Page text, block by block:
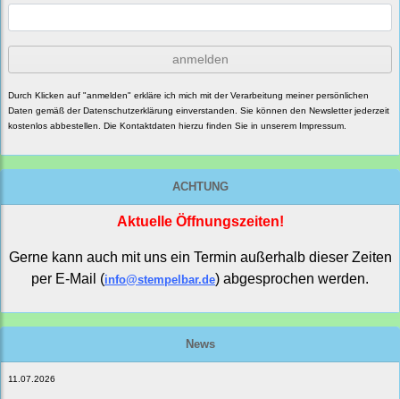
anmelden
Durch Klicken auf "anmelden" erkläre ich mich mit der Verarbeitung meiner persönlichen
Daten gemäß der Datenschutzerklärung einverstanden. Sie können den Newsletter jederzeit
kostenlos abbestellen. Die Kontaktdaten hierzu finden Sie in unserem Impressum.
ACHTUNG
Aktuelle Öffnungszeiten!
Gerne kann auch mit uns ein Termin außerhalb dieser Zeiten
per E-Mail (info@stempelbar.de) abgesprochen werden.
News
11.07.2026